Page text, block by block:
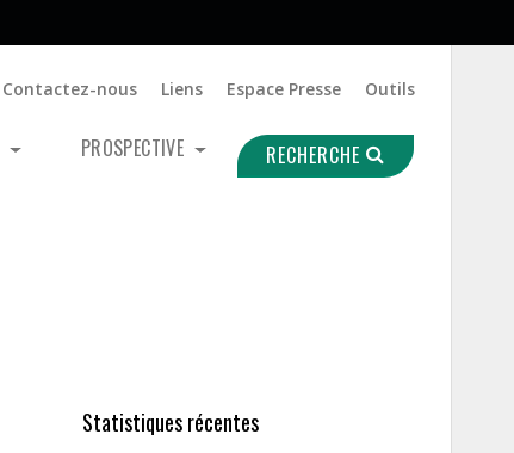
Contactez-nous Liens Espace Presse Outils
PROSPECTIVE RECHERCHE
Statistiques récentes